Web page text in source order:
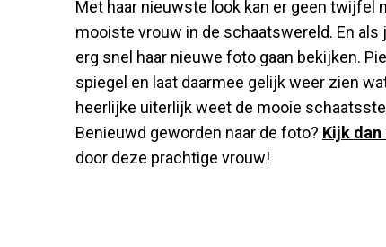
Met haar nieuwste look kan er geen twijfel
mooiste vrouw in de schaatswereld. En als
erg snel haar nieuwe foto gaan bekijken.
spiegel en laat daarmee gelijk weer zien
heerlijke uiterlijk weet de mooie
Benieuwd geworden naar de foto? Kijk dan
door deze prachtige vrouw!